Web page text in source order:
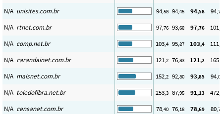
N/A unisites.com.br 94,58 94,45 94,58 94
N/A rtnet.com.br 97,76 93,68 97,76 101
N/A comp.net.br 103,4 95,87 103,4 111
N/A carandainet.com.br 121,2 76,83 121,2 165
N/A maisnet.com.br 152,2 92,80 93,85 94
N/A toledofibra.net.br 253,3 87,95 91,13 472
N/A censanet.com.br 78,40 76,18 78,69 80